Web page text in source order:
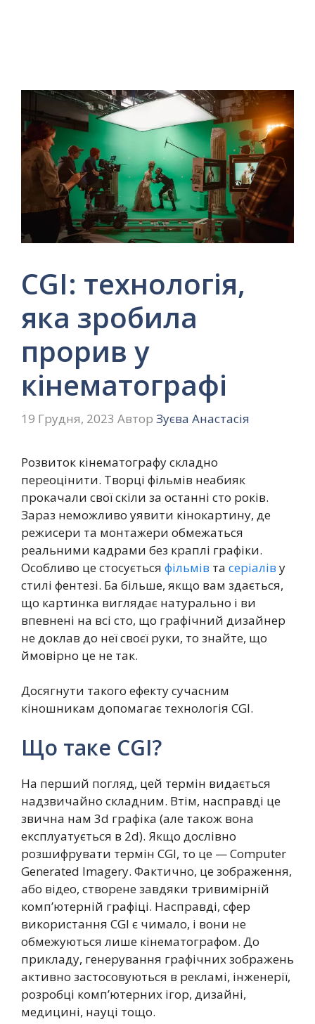
CGI: технологія,
яка зробила
прорив у
кінематографі
19 Грудня, 2023 Автор Зуєва Анастасія
Розвиток кінематографу складно
переоцінити. Творці фільмів неабияк
прокачали свої скіли за останні сто років.
Зараз неможливо уявити кінокартину, де
режисери та монтажери обмежаться
реальними кадрами без краплі графіки.
Особливо це стосується фільмів та серіалів у
стилі фентезі. Ба більше, якщо вам здається,
що картинка виглядає натурально і ви
впевнені на всі сто, що графічний дизайнер
не доклав до неї своєї руки, то знайте, що
ймовірно це не так.
Досягнути такого ефекту сучасним
кіношникам допомагає технологія CGI.
Що таке CGI?
На перший погляд, цей термін видається
надзвичайно складним. Втім, насправді це
звична нам 3d графіка (але також вона
експлуатується в 2d). Якщо дослівно
розшифрувати термін CGI, то це — Computer
Generated Imagery. Фактично, це зображення,
або відео, створене завдяки тривимірній
комп’ютерній графіці. Насправді, сфер
використання CGI є чимало, і вони не
обмежуються лише кінематографом. До
прикладу, генерування графічних зображень
активно застосовуються в рекламі, інженерії,
розробці комп’ютерних ігор, дизайні,
медицині, науці тощо.